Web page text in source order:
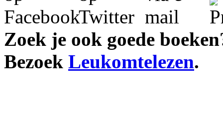
Zoek je ook goede
Bezoek Leukomtelezen.